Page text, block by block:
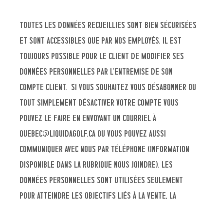
Toutes les données recueillies sont bien sécurisées
et sont accessibles que par nos employés. Il est
toujours possible pour le client de modifier ses
données personnelles par l’entremise de son
compte client. Si vous souhaitez vous désabonner ou
tout simplement désactiver votre compte vous
pouvez le faire en envoyant un courriel à
quebec@liquidagolf.ca ou vous pouvez aussi
communiquer avec nous par téléphone (information
disponible dans la rubrique nous joindre). Les
données personnelles sont utilisées seulement
pour atteindre les objectifs liés à la vente, la